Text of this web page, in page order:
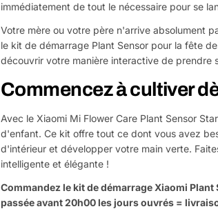
immédiatement de tout le nécessaire pour se
Votre mère ou votre père n'arrive absolument
le kit de démarrage Plant Sensor pour la fête
découvrir votre manière interactive de prendre
Commencez à cultiver
Avec le Xiaomi Mi Flower Care Plant Sensor
d'enfant. Ce kit offre tout ce dont vous avez
d'intérieur et développer votre main verte.
intelligente et élégante !
Commandez le kit de démarrage Xiaomi
passée avant 20h00 les jours ouvrés =